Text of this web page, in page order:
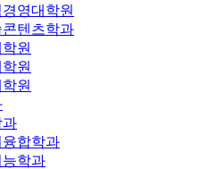
영대학원
텐츠학과
원
원
원
과
합학과
학과